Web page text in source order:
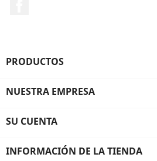
PRODUCTOS
NUESTRA EMPRESA
SU CUENTA
INFORMACIÓN DE LA TIENDA